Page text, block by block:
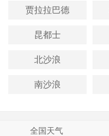
贾拉拉巴德
昆都士
北沙浪
南沙浪
全国天气